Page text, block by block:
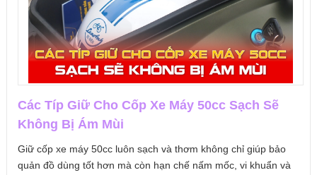
Các Típ Giữ Cho Cốp Xe Máy 50cc Sạch Sẽ
Không Bị Ám Mùi
Giữ cốp xe máy 50cc luôn sạch và thơm không chỉ giúp bảo
quản đồ dùng tốt hơn mà còn hạn chế nấm mốc, vi khuẩn và